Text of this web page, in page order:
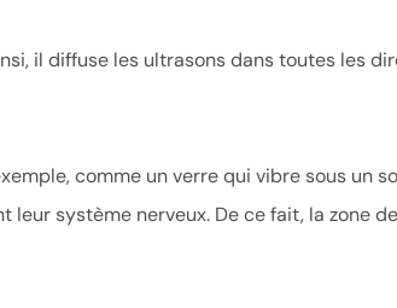
il diffuse les ultrasons dans toutes les
comme un verre qui vibre sous un
système nerveux. De ce fait, la zone